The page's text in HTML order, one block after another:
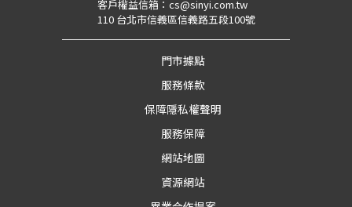
客戶權益信箱： cs@sinyi.com.tw
110 台北市信義區信義路五段100號
門市據點
服務條款
保障隱私權聲明
服務保障
網站地圖
資源網站